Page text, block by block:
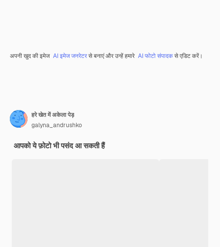
अपनी खुद की इमेज AI इमेज जनरेटरसे बनाएं और उन्हें हमारे AI फोटो संपादकसे एडिट करें।
हरे खेत में अकेला पेड़
galyna_andrushko
आपको ये फ़ोटो भी पसंद आ सकती हैं